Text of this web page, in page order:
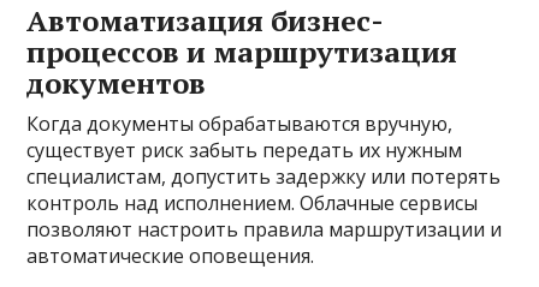
Автоматизация бизнес-
процессов и маршрутизация
документов
Когда документы обрабатываются вручную,
существует риск забыть передать их нужным
специалистам, допустить задержку или потерять
контроль над исполнением. Облачные сервисы
позволяют настроить правила маршрутизации и
автоматические оповещения.